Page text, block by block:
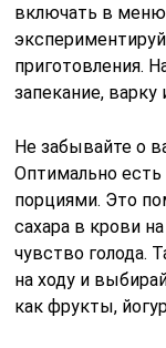
включать в
приготовления.
запекание, варку
Не забывайте о
Оптимально
порциями. Это
сахара в крови
чувство голода.
на ходу и
как фрукты,